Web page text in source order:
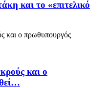
και το «επιτελικό
και ο